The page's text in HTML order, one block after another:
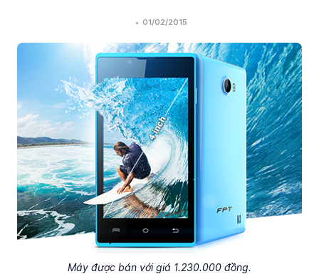
• 01/02/2015
Máy được bán với giá 1.230.000 đồng.